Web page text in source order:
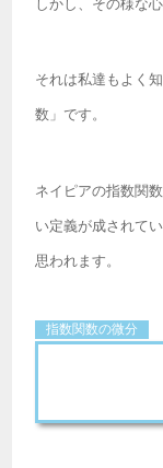
しかし、その様な
それは私達もよく
数」です。
ネイピアの指数関
い定義が成されて
思われます。
指数関数の微分